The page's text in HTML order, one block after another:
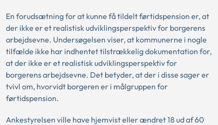
En forudsætning for at kunne få tildelt førtidspension er, at
der ikke er et realistisk udviklingsperspektiv for borgerens
arbejdsevne. Undersøgelsen viser, at kommunerne i nogle
tilfælde ikke har indhentet tilstrækkelig dokumentation for,
at der ikke er et realistisk udviklingsperspektiv for
borgerens arbejdsevne. Det betyder, at der i disse sager er
tvivl om, hvorvidt borgeren er i målgruppen for
førtidspension.
Ankestyrelsen ville have hjemvist eller ændret 18 ud af 60